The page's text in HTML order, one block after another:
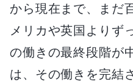
から現在まで、まだ
メリカや英国よりず
の働きの最終段階が
は、その働きを完結